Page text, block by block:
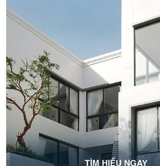
những thông tin này sẽ giúp bạn dễ dàng
phù hợp, đáp ứng công năng và nhu cầu sử
Nếu cần tìm hiểu thêm về thiết kế, kích thước
phù hợp, bạn có thể liên hệ TOSTEM để
tham khảo mẫu thực tế.
Thông tin liên hệ
Hotline:0915 459 933
Zalo (Official Account): TOSTEM Việt
Hệ thống showroom:
Hà Nội:46 Bích Câu, Phường
Đống Đa
Hồ Chí Minh:218 Bis Nam Kỳ
Xuân Hòa (Phường 6, Quận 3 cũ)